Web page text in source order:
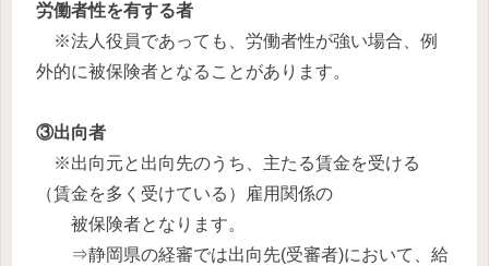
労働者性を有する者
※法人役員であっても、労働者性が強い場合、例
外的に被保険者となることがあります。
③出向者
※出向元と出向先のうち、主たる賃金を受ける
（賃金を多く受けている）雇用関係の
被保険者となります。
⇒静岡県の経審では出向先(受審者)において、給